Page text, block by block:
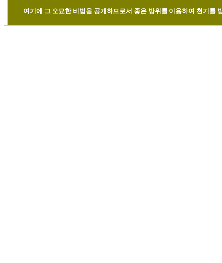
여기에 그 오묘한 비법을 공개하므로서 좋은 방위를 이용하여 천기를